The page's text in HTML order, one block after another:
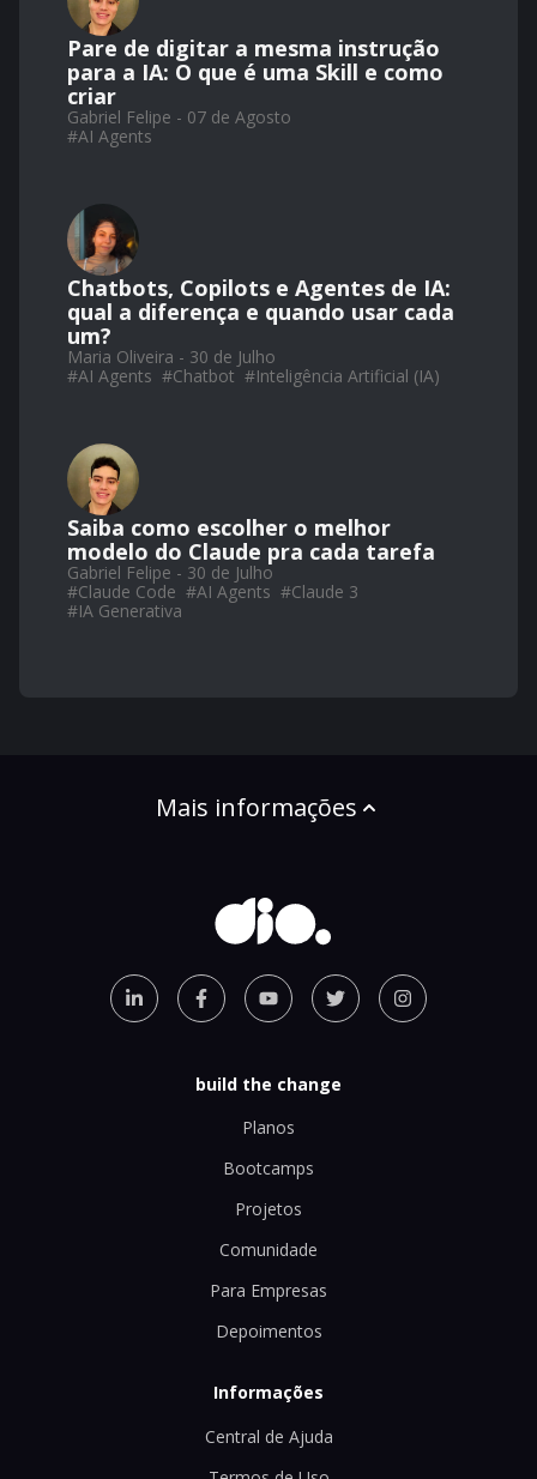
Pare de digitar a mesma instrução
para a IA: O que é uma Skill e como
criar
Gabriel Felipe - 07 de Agosto
#AI Agents
Chatbots, Copilots e Agentes de IA:
qual a diferença e quando usar cada
um?
Maria Oliveira - 30 de Julho
#AI Agents #Chatbot #Inteligência Artificial (IA)
Saiba como escolher o melhor
modelo do Claude pra cada tarefa
Gabriel Felipe - 30 de Julho
#Claude Code #AI Agents #Claude 3
#IA Generativa
Mais informações
build the change
Planos
Bootcamps
Projetos
Comunidade
Para Empresas
Depoimentos
Informações
Central de Ajuda